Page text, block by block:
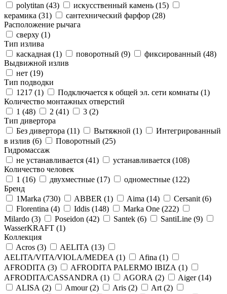
polytitan (43) искусственный камень (15)
керамика (31) сантехнический фарфор (28)
Расположение рычага
сверху (1)
Тип излива
каскадная (1) поворотный (9) фиксированный (48)
Выдвижной излив
нет (19)
Тип подводки
1217 (1) Подключается к общей эл. сети комнаты (1)
Количество монтажных отверстий
1 (48) 2 (41) 3 (2)
Тип дивертора
Без дивертора (11) Вытяжной (1)
Интегрированный
в излив (6) Поворотный (25)
Гидромассаж
не устанавливается (41) устанавливается (108)
Количество человек
1 (16) двухместные (17) одноместные (122)
Бренд
1Marka (730) ABBER (1) Aima (14) Cersanit (6)
Florentina (4) Iddis (148) Marka One (222)
Milardo (3) Poseidon (42) Santek (6) SantiLine (9)
WasserKRAFT (1)
Коллекция
Acros (3) AELITA (13)
AELITA/VITA/VIOLA/MEDEA (1) Afina (1)
AFRODITA (3) AFRODITA PALERMO IBIZA (1)
AFRODITA/CASSANDRA (1) AGORA (2) Aiger (14)
ALISA (2) Amour (2) Aris (2) Art (2)